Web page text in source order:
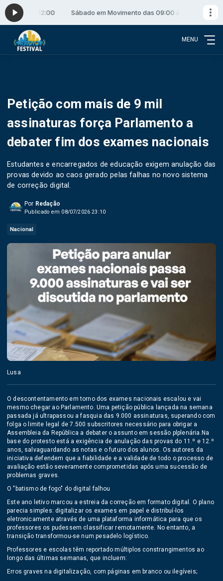
às 12:00 Sábado em Movimento das 09:00 às 12:00
MENU
Petição com mais de 9 mil
assinaturas força Parlamento a
debater fim dos exames nacionais
Estudantes e encarregados de educação exigem anulação das
provas devido ao caos gerado pelas falhas no novo sistema
de correção digital.
Por Redação
Publicado em 08/07/2026 23:10
Nacional
Lusa
O descontentamento em torno dos exames nacionais escalou e vai
mesmo chegar ao Parlamento. Uma petição pública lançada na semana
passada já ultrapassou a fasquia das 9.000 assinaturas, superando com
folga o limite legal de 7.500 subscritores necessário para obrigar a
Assembleia da República a debater o assunto em sessão plplenária.Na
base do protesto está a exigência de anulação das provas do 11.º e 12.º
anos, salvaguardando as notas e o futuro dos alunos. Os autores da
iniciativa defendem que a fiabilidade e a validade de todo o processo de
avaliação estão severamente comprometidas após uma sucessão de
problemas graves.
O "batismo de fogo" do digital falhou
Este ano letivo marcou a estreia da correção em formato digital. O plano
parecia simples: digitalizar os exames em papel e distribuí-los
eletronicamente através de uma plataforma informática para que os
professores os pudessem classificar remotamente. No entanto, a
transição transformou-se num pesadelo logístico.
Professores e escolas têm reportado múltiplos constrangimentos ao
longo das últimas semanas, que incluem:
Erros graves na digitalização, com páginas em branco ou ilegíveis;